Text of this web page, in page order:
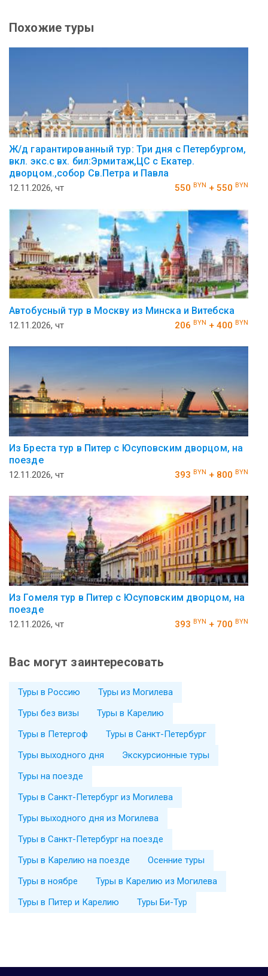
Похожие туры
Ж/д гарантированный тур: Три дня с Петербургом,
вкл. экс.с вх. бил:Эрмитаж,ЦС с Екатер.
дворцом.,собор Св.Петра и Павла
12.11.2026, чт 550 BYN + 550 BYN
Автобусный тур в Москву из Минска и Витебска
12.11.2026, чт 206 BYN + 400 BYN
Из Бреста тур в Питер с Юсуповским дворцом, на
поезде
12.11.2026, чт 393 BYN + 800 BYN
Из Гомеля тур в Питер с Юсуповским дворцом, на
поезде
12.11.2026, чт 393 BYN + 700 BYN
Вас могут заинтересовать
Туры в Россию
Туры из Могилева
Туры без визы
Туры в Карелию
Туры в Петергоф
Туры в Санкт-Петербург
Туры выходного дня
Экскурсионные туры
Туры на поезде
Туры в Санкт-Петербург из Могилева
Туры выходного дня из Могилева
Туры в Санкт-Петербург на поезде
Туры в Карелию на поезде
Осенние туры
Туры в ноябре
Туры в Карелию из Могилева
Туры в Питер и Карелию
Туры Би-Тур